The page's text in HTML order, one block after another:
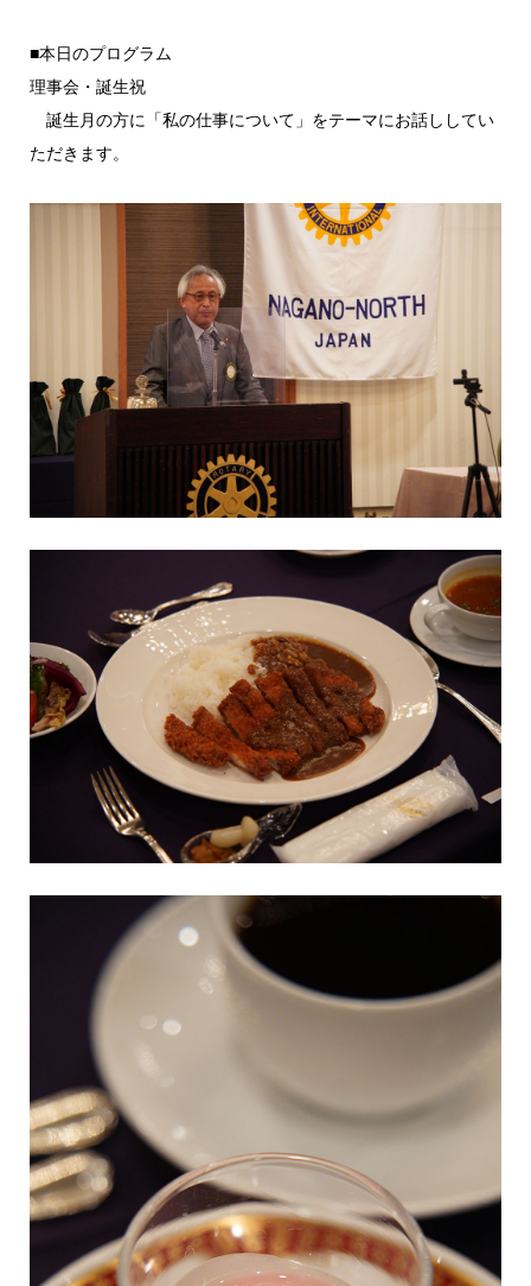
■本日のプログラム
理事会・誕生祝
誕生月の方に「私の仕事について」をテーマにお話ししてい
ただきます。